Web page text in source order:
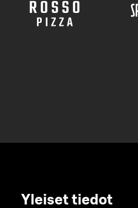
Yleiset tiedot